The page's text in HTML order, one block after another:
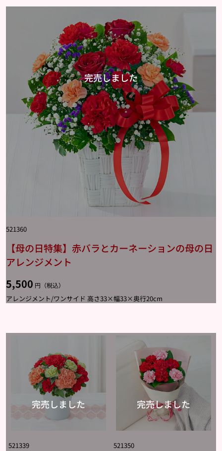
521360
【母の日特集】赤バラとカーネーションの母の日
アレンジメント
5,500 円（税込）
アレンジメント/ワンサイド 高さ33×幅33×奥行20cm
521339 521350